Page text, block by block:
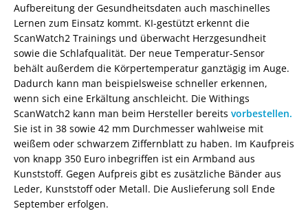
Aufbereitung der Gesundheitsdaten auch maschinelles
Lernen zum Einsatz kommt. KI-gestützt erkennt die
ScanWatch2 Trainings und überwacht Herzgesundheit
sowie die Schlafqualität. Der neue Temperatur-Sensor
behält außerdem die Körpertemperatur ganztägig im Auge.
Dadurch kann man beispielsweise schneller erkennen,
wenn sich eine Erkältung anschleicht. Die Withings
ScanWatch2 kann man beim Hersteller bereits vorbestellen.
Sie ist in 38 sowie 42 mm Durchmesser wahlweise mit
weißem oder schwarzem Ziffernblatt zu haben. Im Kaufpreis
von knapp 350 Euro inbegriffen ist ein Armband aus
Kunststoff. Gegen Aufpreis gibt es zusätzliche Bänder aus
Leder, Kunststoff oder Metall. Die Auslieferung soll Ende
September erfolgen.